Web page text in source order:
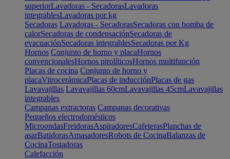
superiorLavadoras - SecadorasLavadoras
integrablesLavadoras por kg
Secadoras Lavadoras - SecadorasSecadoras con bomba de
calorSecadoras de condensaciónSecadoras de
evacuaciónSecadoras integrablesSecadoras por Kg
Hornos Conjunto de horno y placaHornos
convencionalesHornos pirolíticosHornos multifunción
Placas de cocina Conjunto de horno y
placaVitrocerámicaPlacas de inducciónPlacas de gas
Lavavajillas Lavavajillas 60cmLavavajillas 45cmLavavajillas
integrables
Campanas extractoras Campanas decorativas
Pequeños electrodomésticos
MicroondasFreidorasAspiradoresCafeterasPlanchas de
asarBatidorasAmasadoresRobots de CocinaBalanzas de
CocinaTostadoras
Calefacción